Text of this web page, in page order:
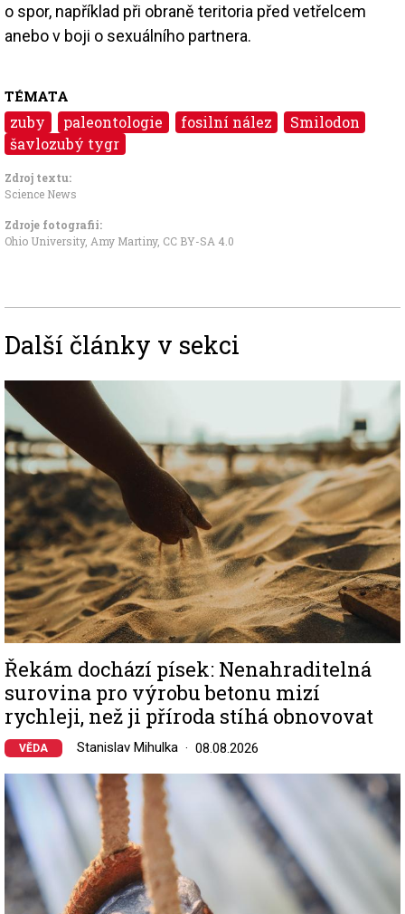
o spor, například při obraně teritoria před vetřelcem
anebo v boji o sexuálního partnera.
TÉMATA
zuby paleontologie fosilní nález
Smilodon
šavlozubý tygr
Zdroj textu:
Science News
Zdroje fotografii:
Ohio University, Amy Martiny, CC BY-SA 4.0
Další články v sekci
Image
Řekám dochází písek: Nenahraditelná
surovina pro výrobu betonu mizí
rychleji, než ji příroda stíhá obnovovat
VĚDA Stanislav Mihulka 08.08.2026
Image